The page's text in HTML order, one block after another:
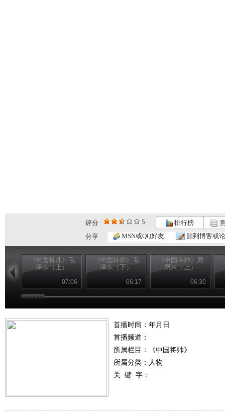
评分 5 排行榜
分享
MSN或QQ好友 贴到博客或
《中国将帅》毛
泽东（上）
07:06
《中国将帅》毛
泽东（下）
06:17
《中国将帅》周
恩来（上）
06:30
首播时间：年月日
首播频道：
所属栏目：
《中国将帅》
所属分类：人物
关 键 字：